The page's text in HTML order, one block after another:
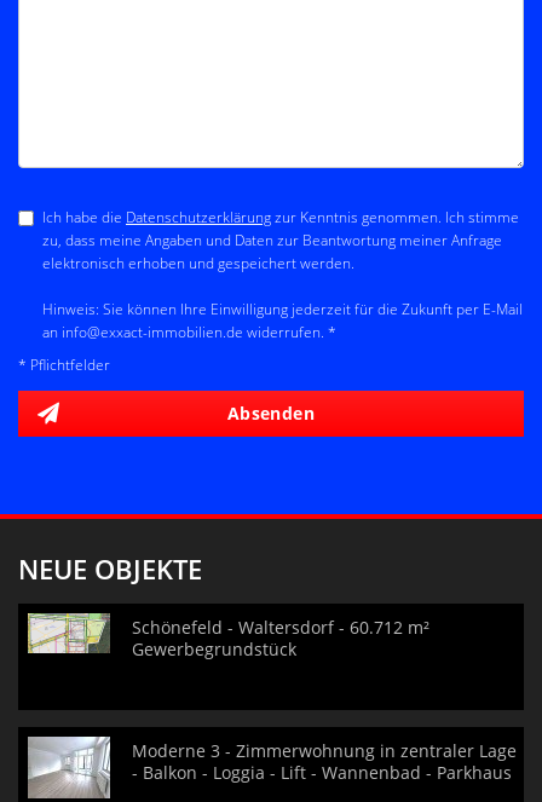
Ich habe die Datenschutzerklärungzur Kenntnis genommen. Ich stimme
zu, dass meine Angaben und Daten zur Beantwortung meiner Anfrage
elektronisch erhoben und gespeichert werden.
Hinweis: Sie können Ihre Einwilligung jederzeit für die Zukunft per E-Mail
an info@exxact-immobilien.de widerrufen. *
* Pflichtfelder
Absenden
NEUE OBJEKTE
Schönefeld - Waltersdorf - 60.712 m²
Gewerbegrundstück
Moderne 3 - Zimmerwohnung in zentraler Lage
- Balkon - Loggia - Lift - Wannenbad - Parkhaus